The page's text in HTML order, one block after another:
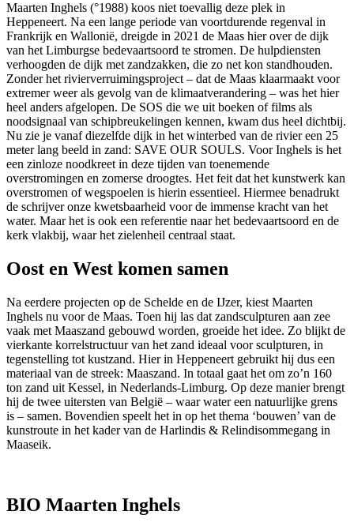
Maarten Inghels (°1988) koos niet toevallig deze plek in
Heppeneert. Na een lange periode van voortdurende regenval in
Frankrijk en Wallonië, dreigde in 2021 de Maas hier over de dijk
van het Limburgse bedevaartsoord te stromen. De hulpdiensten
verhoogden de dijk met zandzakken, die zo net kon standhouden.
Zonder het rivierverruimingsproject – dat de Maas klaarmaakt voor
extremer weer als gevolg van de klimaatverandering – was het hier
heel anders afgelopen. De SOS die we uit boeken of films als
noodsignaal van schipbreukelingen kennen, kwam dus heel dichtbij.
Nu zie je vanaf diezelfde dijk in het winterbed van de rivier een 25
meter lang beeld in zand: SAVE OUR SOULS. Voor Inghels is het
een zinloze noodkreet in deze tijden van toenemende
overstromingen en zomerse droogtes. Het feit dat het kunstwerk kan
overstromen of wegspoelen is hierin essentieel. Hiermee benadrukt
de schrijver onze kwetsbaarheid voor de immense kracht van het
water. Maar het is ook een referentie naar het bedevaartsoord en de
kerk vlakbij, waar het zielenheil centraal staat.
Oost en West komen samen
Na eerdere projecten op de Schelde en de IJzer, kiest Maarten
Inghels nu voor de Maas. Toen hij las dat zandsculpturen aan zee
vaak met Maaszand gebouwd worden, groeide het idee. Zo blijkt de
vierkante korrelstructuur van het zand ideaal voor sculpturen, in
tegenstelling tot kustzand. Hier in Heppeneert gebruikt hij dus een
materiaal van de streek: Maaszand. In totaal gaat het om zo’n 160
ton zand uit Kessel, in Nederlands-Limburg. Op deze manier brengt
hij de twee uitersten van België – waar water een natuurlijke grens
is – samen. Bovendien speelt het in op het thema ‘bouwen’ van de
kunstroute in het kader van de Harlindis & Relindisommegang in
Maaseik.
BIO Maarten Inghels